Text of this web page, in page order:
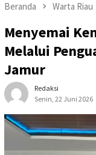
Beranda Warta Riau
Menyemai
Melalui
Jamur
Redaksi
Senin, 22 Juni 2026